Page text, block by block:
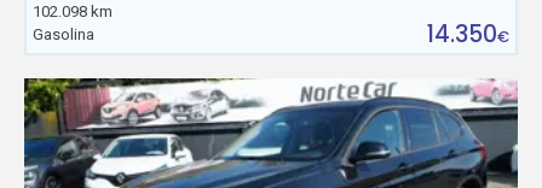
102.098 km
Gasolina
14.350€